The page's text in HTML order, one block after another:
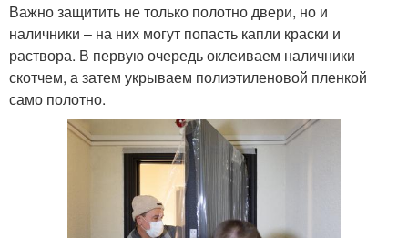
Важно защитить не только полотно двери, но и
наличники – на них могут попасть капли краски и
раствора. В первую очередь оклеиваем наличники
скотчем, а затем укрываем полиэтиленовой пленкой
само полотно.